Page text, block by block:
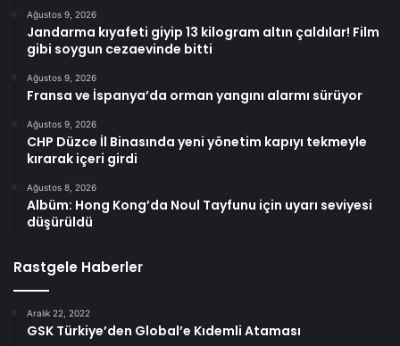
Ağustos 9, 2026
Jandarma kıyafeti giyip 13 kilogram altın çaldılar! Film
gibi soygun cezaevinde bitti
Ağustos 9, 2026
Fransa ve İspanya’da orman yangını alarmı sürüyor
Ağustos 9, 2026
CHP Düzce İl Binasında yeni yönetim kapıyı tekmeyle
kırarak içeri girdi
Ağustos 8, 2026
Albüm: Hong Kong’da Noul Tayfunu için uyarı seviyesi
düşürüldü
Rastgele Haberler
Aralık 22, 2022
GSK Türkiye’den Global’e Kıdemli Ataması